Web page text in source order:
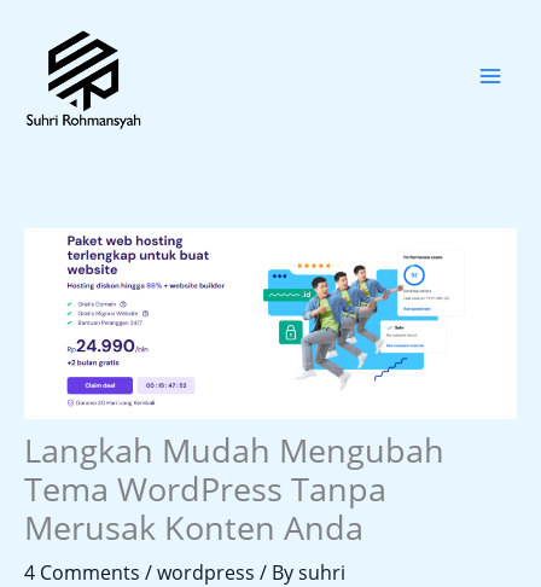
content
Langkah Mudah Mengubah
Tema WordPress Tanpa
Merusak Konten Anda
4 Comments /wordpress / Bysuhri